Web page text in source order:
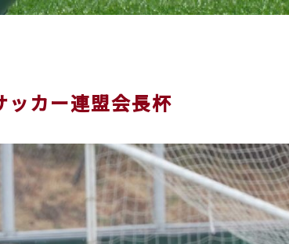
ッカー連盟会長杯